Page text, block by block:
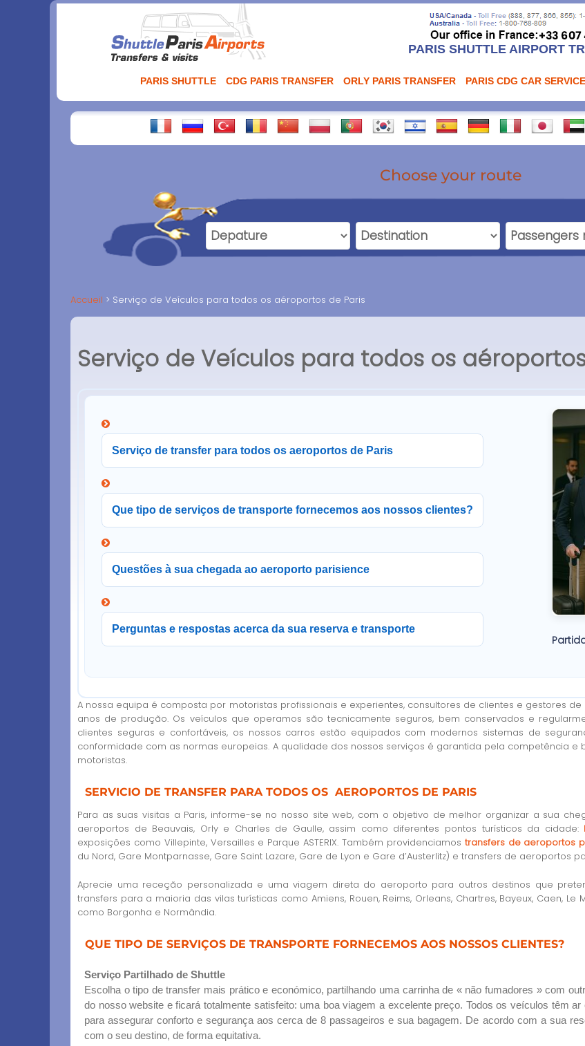
PARIS SHUTTLE AIRPORT
PARIS SHUTTLE CDG PARIS TRANSFER ORLY PARIS TRANSFER PARIS CDG CAR SERVICE
Choose your route
Accueil Serviço de Veículos para todos os aéroportos de Paris
Serviço de Veículos para todos os
Serviço de transfer para todos os aeroportos de Paris
Que tipo de serviços de transporte fornecemos aos nossos clientes?
Questões à sua chegada ao aeroporto parisience
Perguntas e respostas acerca da sua reserva e transporte
A nossa equipa é composta por motoristas profissionais e experientes, consultores de clientes e gestores
anos de produção. Os veículos que operamos são tecnicamente seguros, bem conservados e
clientes seguras e confortáveis, os nossos carros estão equipados com modernos sistemas de
conformidade com as normas europeias. A qualidade dos nossos serviços é garantida pela competência
motoristas.
SERVICIO DE TRANSFER PARA TODOS OS AEROPORTOS DE PARIS
Para as suas visitas a Paris, informe-se no nosso site web, com o objetivo de melhor organizar a sua
aeroportos de Beauvais, Orly e Charles de Gaulle, assim como diferentes pontos turísticos da cidade:
exposições como Villepinte, Versailles e Parque ASTERIX. Também providenciamos transfers de aeroportos
du Nord, Gare Montparnasse, Gare Saint Lazare, Gare de Lyon e Gare d’Austerlitz) e transfers de aeroportos
Aprecie uma receção personalizada e uma viagem direta do aeroporto para outros destinos que
transfers para a maioria das vilas turísticas como Amiens, Rouen, Reims, Orleans, Chartres, Bayeux, Caen,
como Borgonha e Normândia.
QUE TIPO DE SERVIÇOS DE TRANSPORTE FORNECEMOS AOS NOSSOS CLIENTES?
Serviço Partilhado de Shuttle
Escolha o tipo de transfer mais prático e económico, partilhando uma carrinha de « não fumadores » com
do nosso website e ficará totalmente satisfeito: uma boa viagem a excelente preço. Todos os veículos têm
para assegurar conforto e segurança aos cerca de 8 passageiros e sua bagagem. De acordo com a sua
com o seu destino, de forma equitativa.